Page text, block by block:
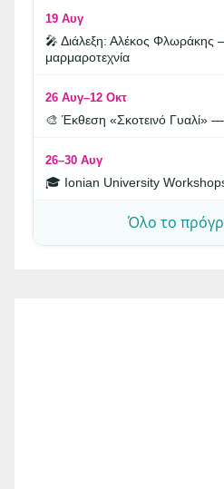
19 Αυγ
🎤 Διάλεξη: Αλέκος Φλωράκης
μαρμαροτεχνία
26 Αυγ–12 Οκτ
🎨 Έκθεση «Σκοτεινό Γυαλί»
26–30 Αυγ
🎓 Ionian University
Όλο το